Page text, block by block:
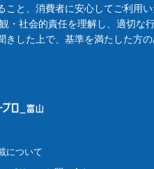
と、消費者に安心してご利用
・社会的責任を理解し、適切な
した上で、基準を満たした方
について